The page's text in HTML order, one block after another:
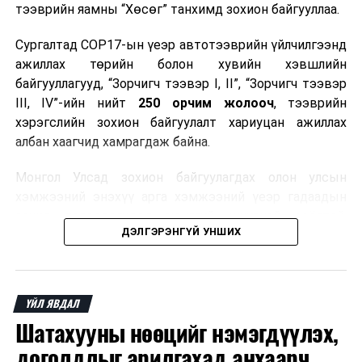
тээврийн яамны “Хөсөг” танхимд зохион байгууллаа.
Сургалтад COP17-ын үеэр автотээврийн үйлчилгээнд
ажиллах төрийн болон хувийн хэвшлийн
байгууллагууд, “Зорчигч тээвэр I, II”, “Зорчигч тээвэр
III, IV”-ийн нийт 250 орчим жолооч, тээврийн
хэрэгслийн зохион байгуулалт хариуцан ажиллах
албан хаагчид хамрагдаж байна.
Монгол Улсад зохион байгуулагдах олон улсын
зочид, төлөөлөгчдөд аюулгүй, шуурхай, соёлтой,
мэргэжлийн түвшинд тээврийн үйлчилгээ үзүүлэх
зохион байгуулалтын онцлог, зочид, төлөөлөгчдийн
ангилал, үйлчилгээний стандарт, жолооч нарын үүрэг
хариуцлага, сахилга бат, үйлчилгээний соёл, ёс зүй,
ДЭЛГЭРЭНГҮЙ УНШИХ
ҮЙЛ ЯВДАЛ
Шатахууны нөөцийг нэмэгдүүлэх,